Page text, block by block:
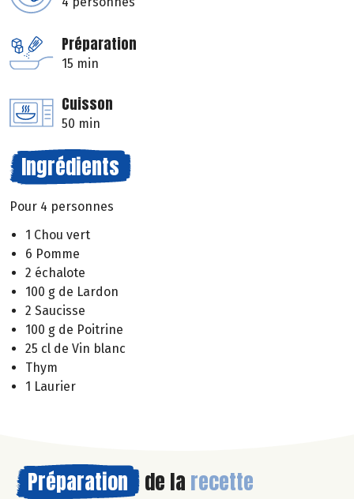
Préparation
15 min
Cuisson
50 min
Ingrédients
Pour 4 personnes
1 Chou vert
6 Pomme
2 échalote
100 g de Lardon
2 Saucisse
100 g de Poitrine
25 cl de Vin blanc
Thym
1 Laurier
Préparation de la recette